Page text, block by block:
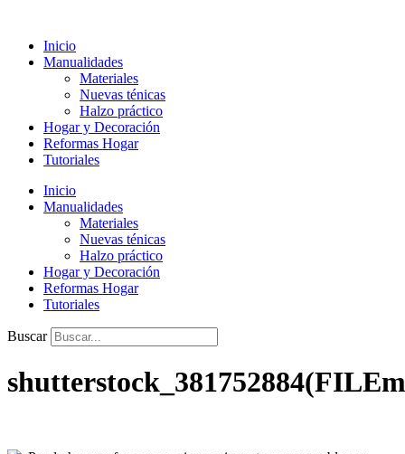
contenido
Inicio
Manualidades
Materiales
Nuevas ténicas
Halzo práctico
Hogar y Decoración
Reformas Hogar
Tutoriales
Inicio
Manualidades
Materiales
Nuevas ténicas
Halzo práctico
Hogar y Decoración
Reformas Hogar
Tutoriales
Buscar